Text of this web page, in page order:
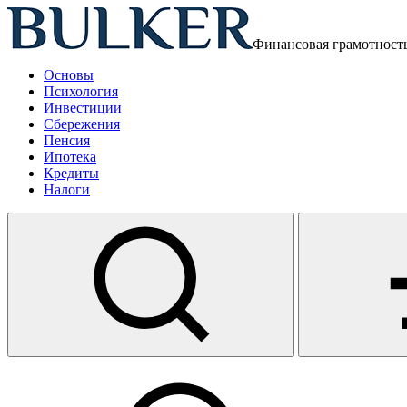
Финансовая
Основы
Психология
Инвестиции
Сбережения
Пенсия
Ипотека
Кредиты
Налоги